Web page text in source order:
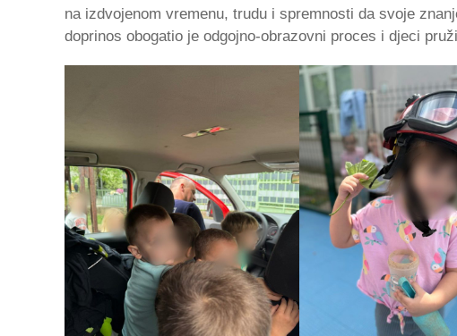
na izdvojenom vremenu, trudu i spremnosti da svoje
doprinos obogatio je odgojno-obrazovni proces i djeci